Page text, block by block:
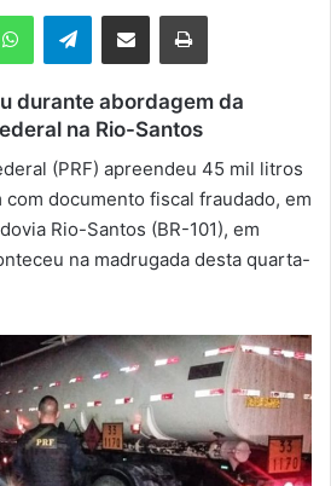
Telegram
durante abordagem da
na Rio-Santos
(PRF) apreendeu 45 mil litros
documento fiscal fraudado, em
Rio-Santos (BR-101), em
na madrugada desta quarta-